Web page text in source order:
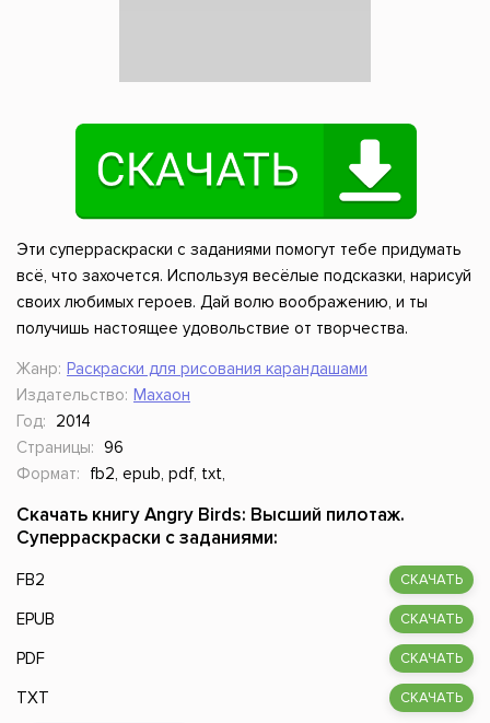
Эти суперраскраски с заданиями помогут тебе придумать
всё, что захочется. Используя весёлые подсказки, нарисуй
своих любимых героев. Дай волю воображению, и ты
получишь настоящее удовольствие от творчества.
Жанр: Раскраски для рисования карандашами
Издательство: Махаон
Год:
2014
Страницы: 96
Формат:
fb2, epub, pdf, txt,
Скачать книгу Angry Birds: Высший пилотаж.
Суперраскраски с заданиями:
FB2 СКАЧАТЬ
EPUB СКАЧАТЬ
PDF СКАЧАТЬ
TXT СКАЧАТЬ